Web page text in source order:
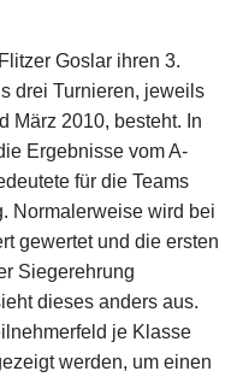
Goslar ihren 3.
drei Turnieren, jeweils
März 2010, besteht. In
Ergebnisse vom A-
für die Teams
Normalerweise wird bei
gewertet und die ersten
Siegerehrung
dieses anders aus.
je Klasse
werden, um einen